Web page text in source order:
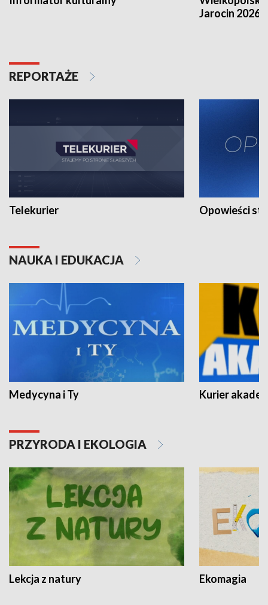
Jarocin 2026
REPORTAŻE
Telekurier Opowieści
NAUKA I EDUKACJA
Medycyna i Ty Kurier
PRZYRODA I EKOLOGIA
Lekcja z natury Ekomagia